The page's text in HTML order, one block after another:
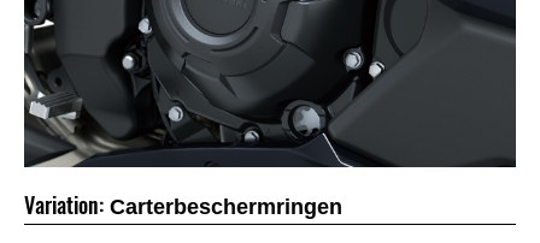
Variation: Carterbeschermringen